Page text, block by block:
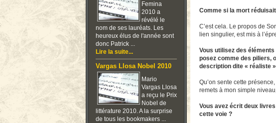
Femina
2010 a
révélé le
nom de ses lauréats. Les
heureux élus de l'année sont
donc Patrick ...
Lire la suite...
Vargas Llosa Nobel 2010
Mario
Vargas Llosa
a reçu le Prix
Nobel de
littérature 2010. A la surprise
de tous les bookmakers ...
Comme si la mort
C’est cela. Le propos de
lien singulier, est mis à
Vous utilisez des
posez comme des piliers,
description dite « réaliste
Qu’on sente cette
remets à mon simple
Vous avez écrit deux
cette voie ?